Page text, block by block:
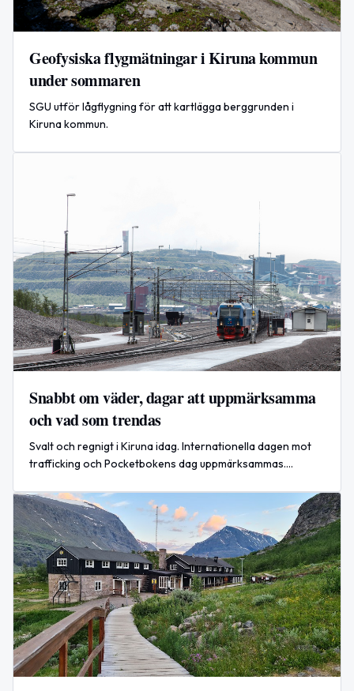
Geofysiska flygmätningar i Kiruna kommun
under sommaren
SGU utför lågflygning för att kartlägga berggrunden i
Kiruna kommun.
Snabbt om väder, dagar att uppmärksamma
och vad som trendas
Svalt och regnigt i Kiruna idag. Internationella dagen mot
trafficking och Pocketbokens dag uppmärksammas.